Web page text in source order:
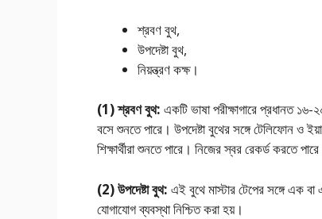
শ্রবণ বুথ,
উপদেষ্টা বুথ,
নিয়ন্ত্রণ কক্ষ।
(1) শ্রবণ বুথ: একটি ভাষা পরীক্ষাগারে প্রধানত
বসে শুনতে পারে। উপদেষ্টা বুথের সঙ্গে টেলিফোন ও
শিক্ষার্থীরা শুনতে পারে। নিজের স্বর রেকর্ড করতে
(2) উপদেষ্টা বুথ: এই বুথে মাস্টার টেপের সঙ্গে এক বা
যোগাযোগ ব্যবস্থা নিশ্চিত করা হয়।